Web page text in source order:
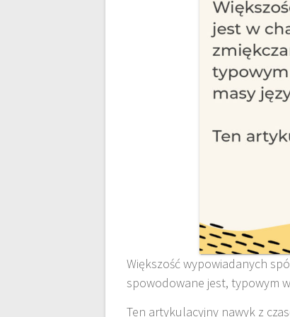
Większość wypowiadanych
spowodowane jest, typowym
Ten artykulacyjny nawyk z